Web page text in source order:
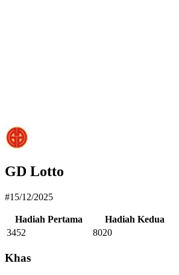
GD Lotto
#15/12/2025
Hadiah Pertama Hadiah Kedua
3452
8020
Khas